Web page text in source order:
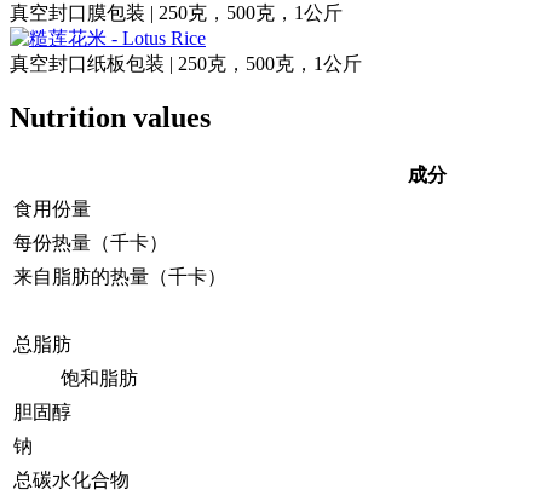
真空封口膜包装 | 250克，500克，1公斤
真空封口纸板包装 | 250克，500克，1公斤
Nutrition values
成分
食用份量
每份热量（千卡）
来自脂肪的热量（千卡）
总脂肪
饱和脂肪
胆固醇
钠
总碳水化合物